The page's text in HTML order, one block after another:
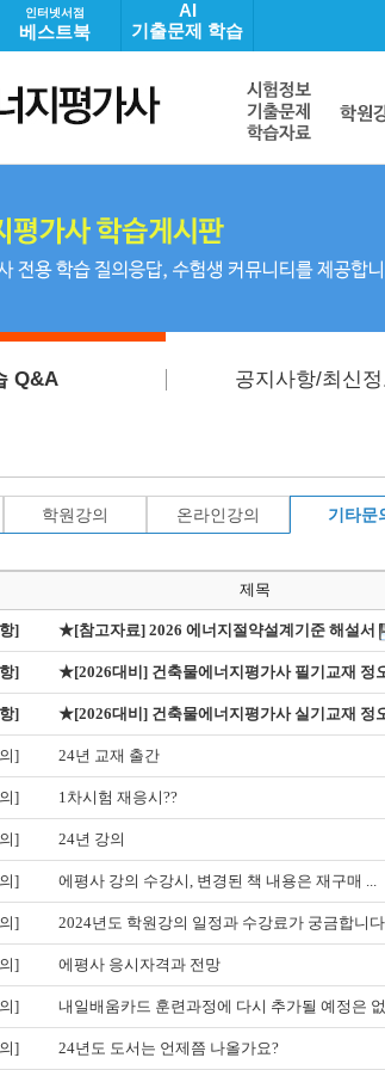
인터넷서점
베스트북
AI
기출문제 학습
Q&A 공지사항/최신
학원강의 온라인강의 기타문
제목
] ★[참고자료] 2026 에너지절약설계기준 해설서
] ★[2026대비] 건축물에너지평가사 필기교재 정
] ★[2026대비] 건축물에너지평가사 실기교재 정
] 24년 교재 출간
] 1차시험 재응시??
] 24년 강의
] 에평사 강의 수강시, 변경된 책 내용은 재구매 ...
] 2024년도 학원강의 일정과 수강료가 궁금합니다
] 에평사 응시자격과 전망
] 내일배움카드 훈련과정에 다시 추가될 예정은
] 24년도 도서는 언제쯤 나올가요?